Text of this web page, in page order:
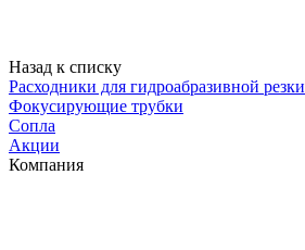
Назад к списку
Расходники для гидроабразивной резки
Фокусирующие трубки
Сопла
Акции
Компания